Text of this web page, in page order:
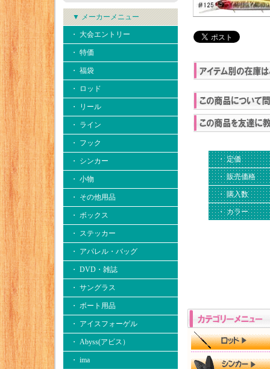
▼ メーカーメニュー
・ 大会エントリー
・ 特価
・ 福袋
・ ロッド
・ リール
・ ライン
・ フック
・ シンカー
・ 小物
・ その他用品
・ ボックス
・ ステッカー
・ アパレル・バッグ
・ DVD・雑誌
・ サングラス
・ ボート用品
・ アイスフォーゲル
・ Abyss(アビス）
・ ima
・ 定価
・ 販売価格
・ 購入数
・ カラー